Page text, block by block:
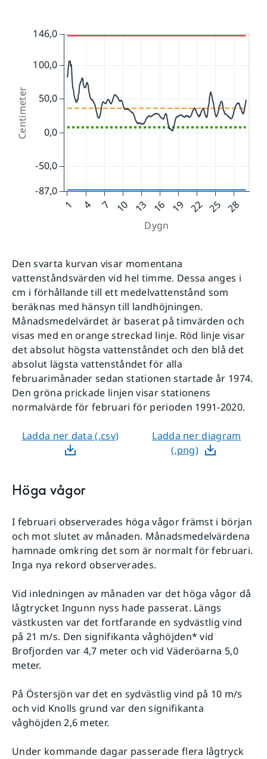
Den svarta kurvan visar momentana
vattenståndsvärden vid hel timme. Dessa anges i
cm i förhållande till ett medelvattenstånd som
beräknas med hänsyn till landhöjningen.
Månadsmedelvärdet är baserat på timvärden och
visas med en orange streckad linje. Röd linje visar
det absolut högsta vattenståndet och den blå det
absolut lägsta vattenståndet för alla
februarimånader sedan stationen startade år 1974.
Den gröna prickade linjen visar stationens
normalvärde för februari för perioden 1991-2020.
Ladda ner data (.csv)
Ladda ner diagram
(.png)
Höga vågor
I februari observerades höga vågor främst i början
och mot slutet av månaden. Månadsmedelvärdena
hamnade omkring det som är normalt för februari.
Inga nya rekord observerades.
Vid inledningen av månaden var det höga vågor då
lågtrycket Ingunn nyss hade passerat. Längs
västkusten var det fortfarande en sydvästlig vind
på 21 m/s. Den signifikanta våghöjden* vid
Brofjorden var 4,7 meter och vid Väderöarna 5,0
meter.
På Östersjön var det en sydvästlig vind på 10 m/s
och vid Knolls grund var den signifikanta
våghöjden 2,6 meter.
Under kommande dagar passerade flera lågtryck